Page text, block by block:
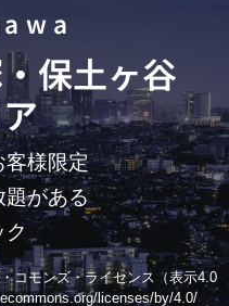
・保土ヶ谷
客様限定
題がある
ク
コモンズ・ライセンス（表示4.0
licenses/by/4.0/